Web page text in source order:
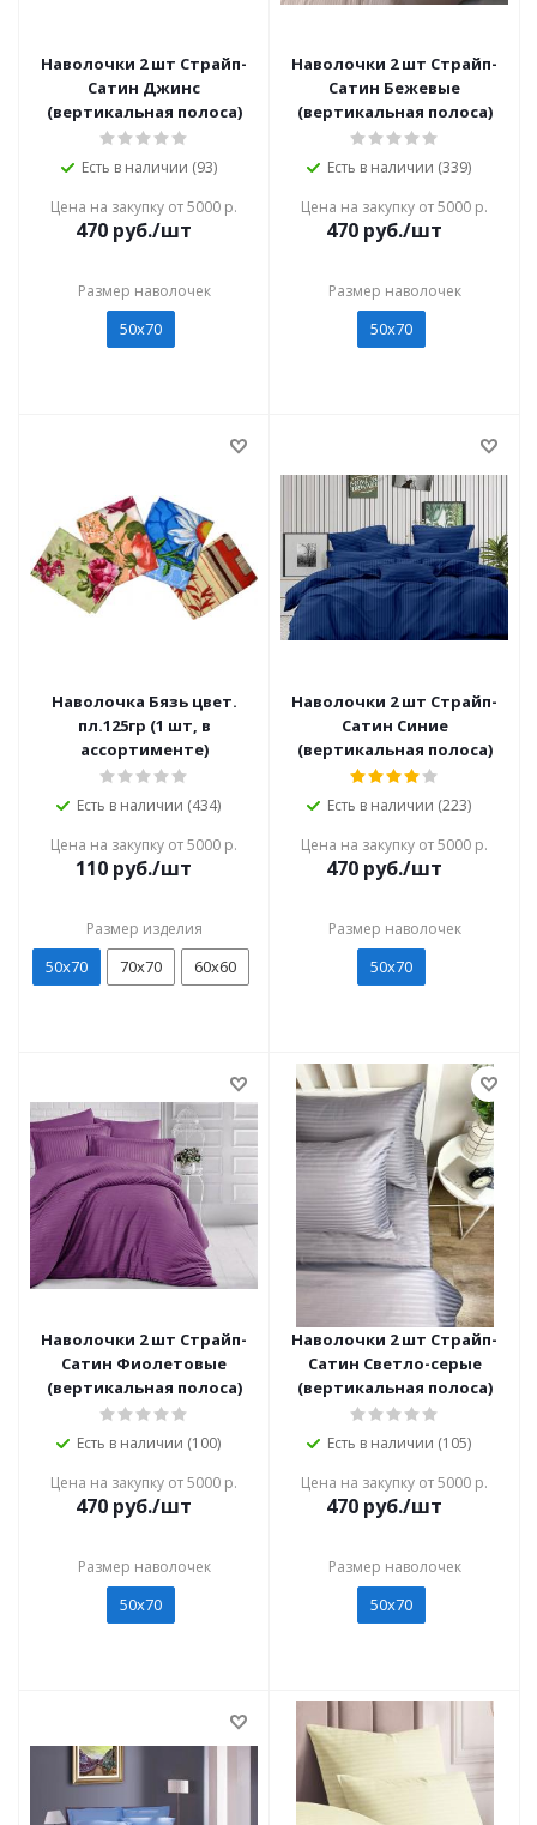
Наволочки 2 шт Страйп-
Сатин Джинс
(вертикальная полоса)
Есть в наличии (93)
Цена на закупку от 5000 р.
470 руб./шт
Размер наволочек
50х70
Наволочки 2 шт Страйп-
Сатин Бежевые
(вертикальная полоса)
Есть в наличии (339)
Цена на закупку от 5000 р.
470 руб./шт
Размер наволочек
50х70
Наволочка Бязь цвет.
пл.125гр (1 шт, в
ассортименте)
Есть в наличии (434)
Цена на закупку от 5000 р.
110 руб./шт
Размер изделия
50х70 70х70 60х60
Наволочки 2 шт Страйп-
Сатин Синие
(вертикальная полоса)
Есть в наличии (223)
Цена на закупку от 5000 р.
470 руб./шт
Размер наволочек
50х70
Наволочки 2 шт Страйп-
Сатин Фиолетовые
(вертикальная полоса)
Есть в наличии (100)
Цена на закупку от 5000 р.
470 руб./шт
Размер наволочек
50х70
Наволочки 2 шт Страйп-
Сатин Светло-серые
(вертикальная полоса)
Есть в наличии (105)
Цена на закупку от 5000 р.
470 руб./шт
Размер наволочек
50х70